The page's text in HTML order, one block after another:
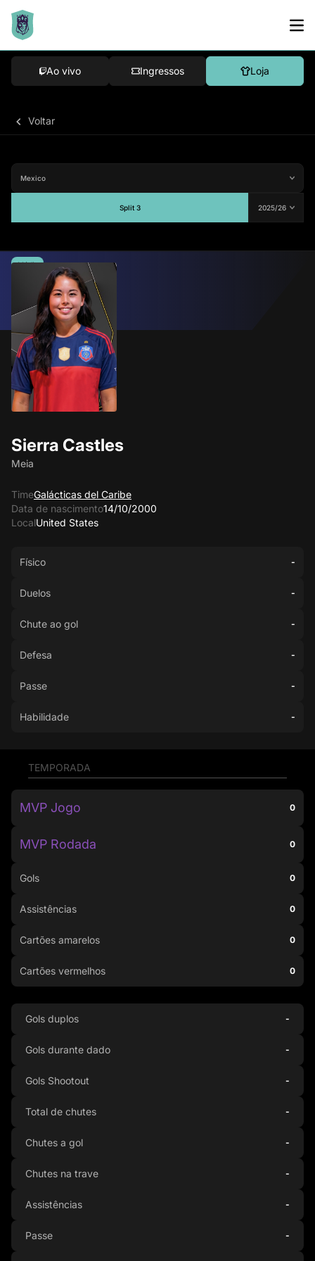
Ao vivo Ingressos Loja
Voltar
Split 3
Sierra Castles
Meia
TimeGalácticas del Caribe
Data de nascimento14/10/2000
LocalUnited States
Média
Físico -
Duelos -
Chute ao gol -
Defesa -
Passe -
Habilidade -
TEMPORADA
MVP Jogo 0
MVP Rodada 0
Gols 0
Assistências 0
Cartões amarelos 0
Cartões vermelhos 0
Gols duplos -
Gols durante dado -
Gols Shootout -
Total de chutes -
Chutes a gol -
Chutes na trave -
Assistências -
Passe -